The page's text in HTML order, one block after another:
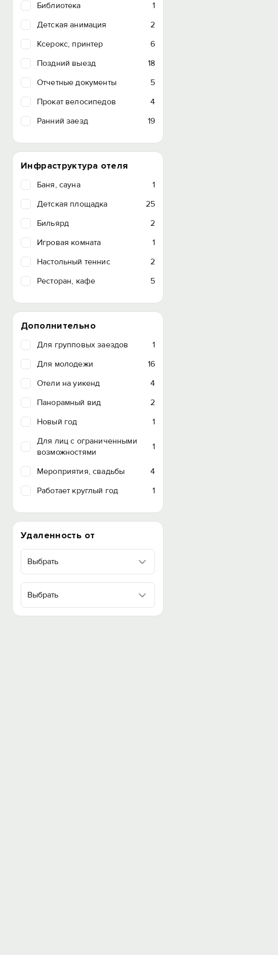
Библиотека
1
Детская анимация
2
Ксерокс, принтер
6
Поздний выезд
18
Отчетные документы
5
Прокат велосипедов
4
Ранний заезд
19
Инфраструктура отеля
Баня, сауна
1
Детская площадка
25
Бильярд
2
Игровая комната
1
Настольный теннис
2
Ресторан, кафе
5
Дополнительно
Для групповых заездов
1
Для молодежи
16
Отели на уикенд
4
Панорамный вид
2
Новый год
1
Для лиц с ограниченными
возможностями
1
Мероприятия, свадьбы
4
Работает круглый год
1
Удаленность от
Выбрать
Выбрать